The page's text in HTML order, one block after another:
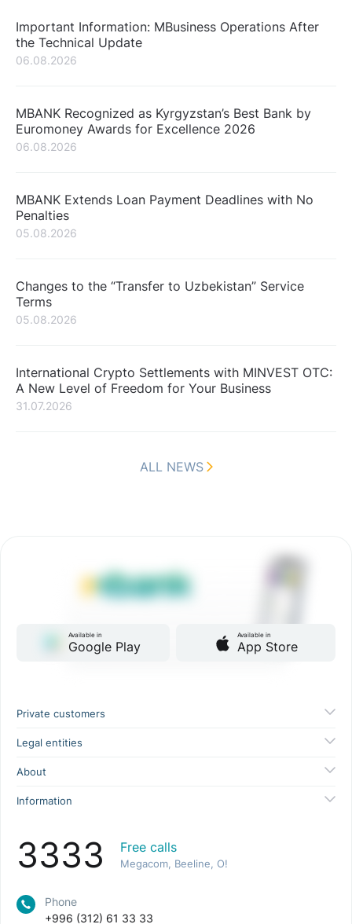
Important Information: MBusiness Operations After
the Technical Update
06.08.2026
MBANK Recognized as Kyrgyzstan’s Best Bank by
Euromoney Awards for Excellence 2026
06.08.2026
MBANK Extends Loan Payment Deadlines with No
Penalties
05.08.2026
Changes to the “Transfer to Uzbekistan” Service
Terms
05.08.2026
International Crypto Settlements with MINVEST OTC:
A New Level of Freedom for Your Business
31.07.2026
ALL NEWS
Available in
Google Play
Available in
App Store
Private customers
Legal entities
About
Information
3333 Free calls
Megacom, Beeline, O!
Phone
+996 (312) 61 33 33